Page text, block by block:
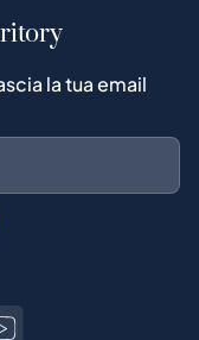
la tua email